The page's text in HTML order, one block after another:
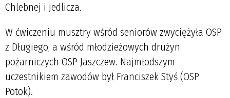
Chlebnej i Jedlicza.
W ćwiczeniu musztry wśród seniorów zwyciężyła OSP
z Długiego, a wśród młodzieżowych drużyn
pożarniczych OSP Jaszczew. Najmłodszym
uczestnikiem zawodów był Franciszek Styś (OSP
Potok).